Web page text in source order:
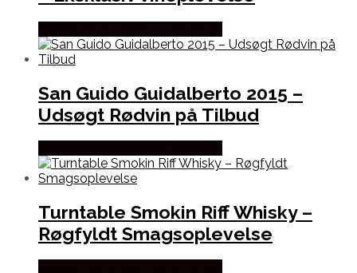
San Guido Guidalberto 2015 –
Udsøgt Rødvin på Tilbud
Turntable Smokin Riff Whisky –
Røgfyldt Smagsoplevelse